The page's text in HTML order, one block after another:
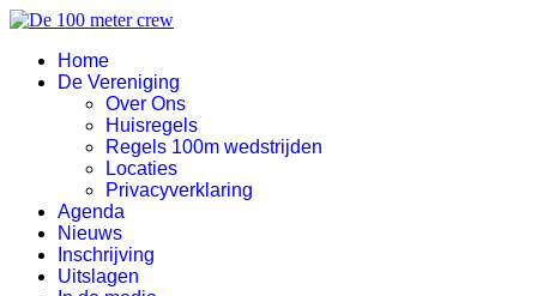
Home
De Vereniging
Over Ons
Huisregels
Regels 100m wedstrijden
Locaties
Privacyverklaring
Agenda
Nieuws
Inschrijving
Uitslagen